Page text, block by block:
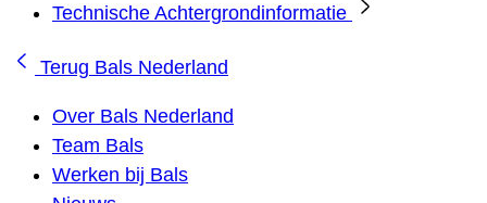
Technische Achtergrondinformatie
Terug Bals Nederland
Over Bals Nederland
Team Bals
Werken bij Bals